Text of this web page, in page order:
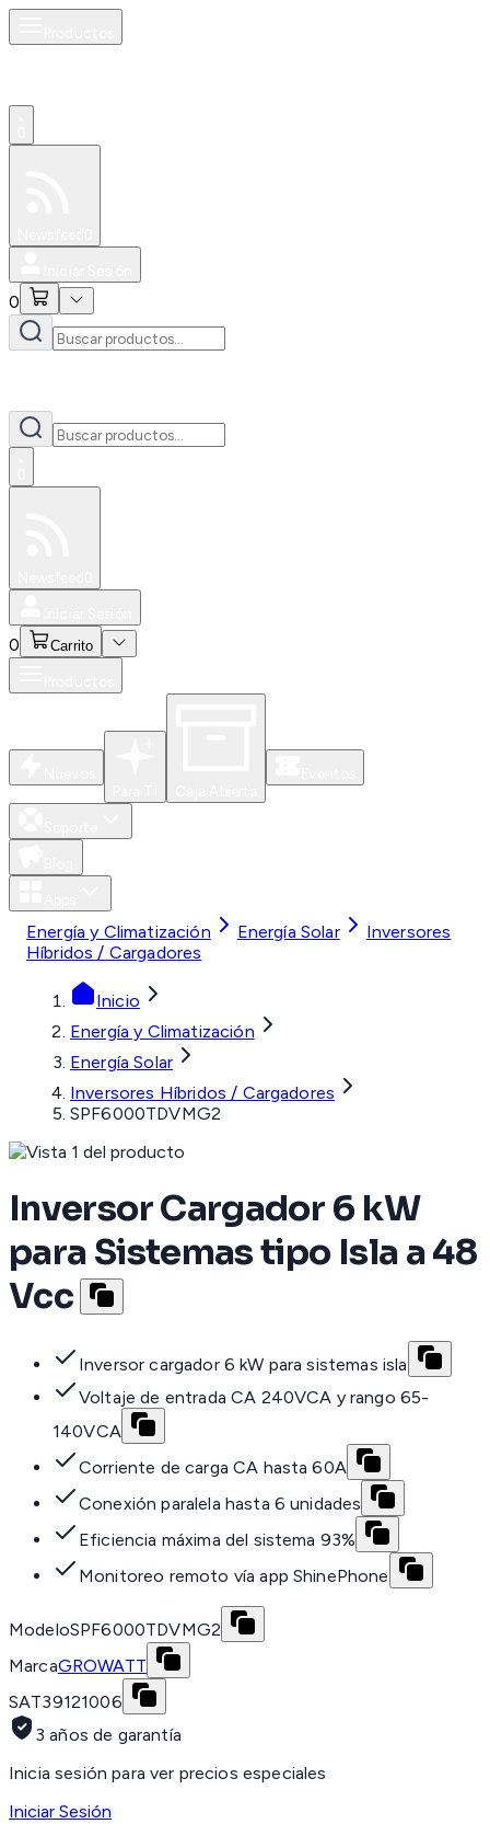
0
0 Carrito
Energía y Climatización Energía Solar
Inversores
Híbridos / Cargadores
Inicio
Energía y Climatización
Energía Solar
Inversores Híbridos / Cargadores
SPF6000TDVMG2
Inversor Cargador 6 kW
para Sistemas tipo Isla a 48
Vcc
Inversor cargador 6 kW para sistemas isla
Voltaje de entrada CA 240VCA y rango 65-
140VCA
Corriente de carga CA hasta 60A
Conexión paralela hasta 6 unidades
Eficiencia máxima del sistema 93%
Monitoreo remoto vía app ShinePhone
ModeloSPF6000TDVMG2
MarcaGROWATT
SAT39121006
3 años de garantía
Inicia sesión para ver precios especiales
Iniciar Sesión